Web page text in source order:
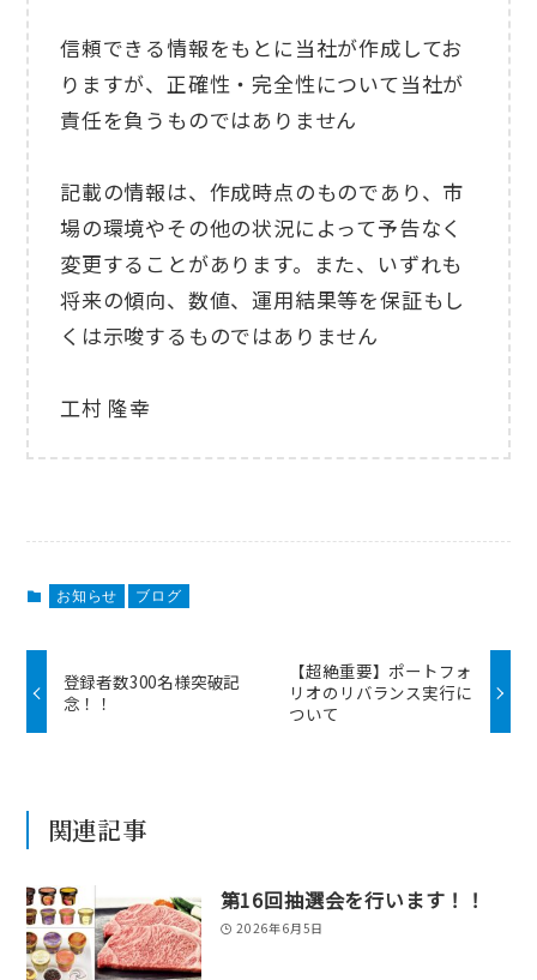
信頼できる情報をもとに当社が作成してお
りますが、正確性・完全性について当社が
責任を負うものではありません
記載の情報は、作成時点のものであり、市
場の環境やその他の状況によって予告なく
変更することがあります。また、いずれも
将来の傾向、数値、運用結果等を保証もし
くは示唆するものではありません
工村 隆幸
お知らせ ブログ
登録者数300名様突破記
念！！
【超絶重要】ポートフォ
リオのリバランス実行に
ついて
関連記事
第16回抽選会を行います！！
2026年6月5日